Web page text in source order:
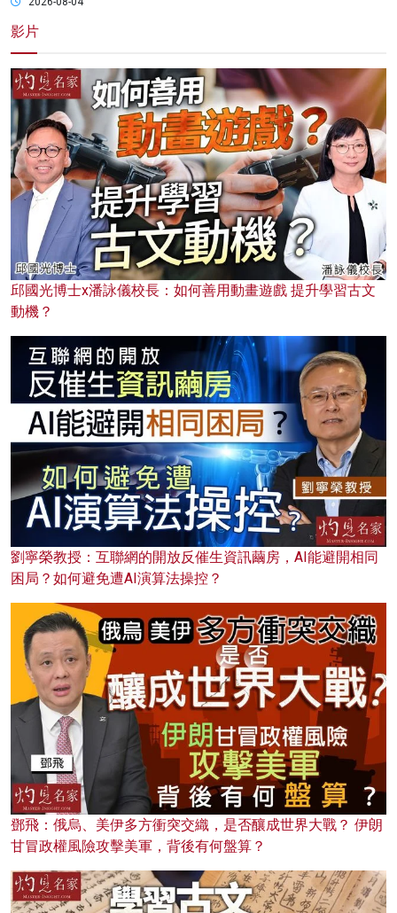
影片
邱國光博士x潘詠儀校長：如何善用動畫遊戲 提升學習古文
動機？
劉寧榮教授：互聯網的開放反催生資訊繭房，AI能避開相同
困局？如何避免遭AI演算法操控？
鄧飛：俄烏、美伊多方衝突交織，是否釀成世界大戰？ 伊朗
甘冒政權風險攻擊美軍，背後有何盤算？